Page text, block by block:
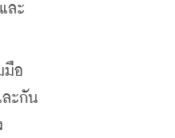
ละ
มือ
ะกัน